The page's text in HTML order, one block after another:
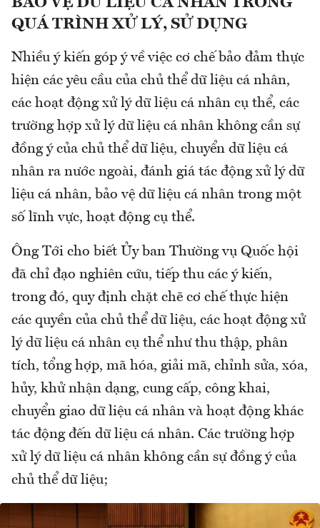
QUÁ TRÌNH XỬ LÝ, SỬ DỤNG
Nhiều ý kiến góp ý về việc cơ chế bảo đảm thực
hiện các yêu cầu của chủ thể dữ liệu cá nhân,
các hoạt động xử lý dữ liệu cá nhân cụ thể, các
trường hợp xử lý dữ liệu cá nhân không cần sự
đồng ý của chủ thể dữ liệu, chuyển dữ liệu cá
nhân ra nước ngoài, đánh giá tác động xử lý dữ
liệu cá nhân, bảo vệ dữ liệu cá nhân trong một
số lĩnh vực, hoạt động cụ thể.
Ông Tới cho biết Ủy ban Thường vụ Quốc hội
đã chỉ đạo nghiên cứu, tiếp thu các ý kiến,
trong đó, quy định chặt chẽ cơ chế thực hiện
các quyền của chủ thể dữ liệu, các hoạt động xử
lý dữ liệu cá nhân cụ thể như thu thập, phân
tích, tổng hợp, mã hóa, giải mã, chỉnh sửa, xóa,
hủy, khử nhận dạng, cung cấp, công khai,
chuyển giao dữ liệu cá nhân và hoạt động khác
tác động đến dữ liệu cá nhân. Các trường hợp
xử lý dữ liệu cá nhân không cần sự đồng ý của
chủ thể dữ liệu;